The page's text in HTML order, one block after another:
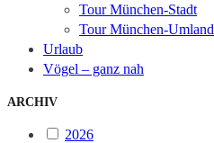
Tour München-Stadt
Tour München-Umland
Urlaub
Vögel – ganz nah
ARCHIV
2026